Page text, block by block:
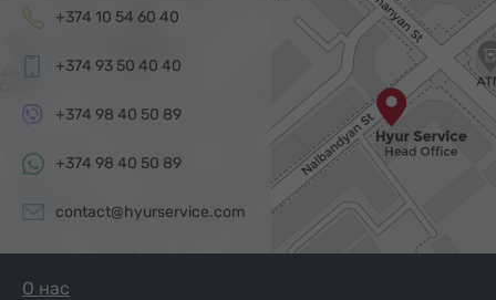
+374 10 54 60 40
+374 93 50 40 40
+374 98 40 50 89
+374 98 40 50 89
contact@hyurservice.com
О нас